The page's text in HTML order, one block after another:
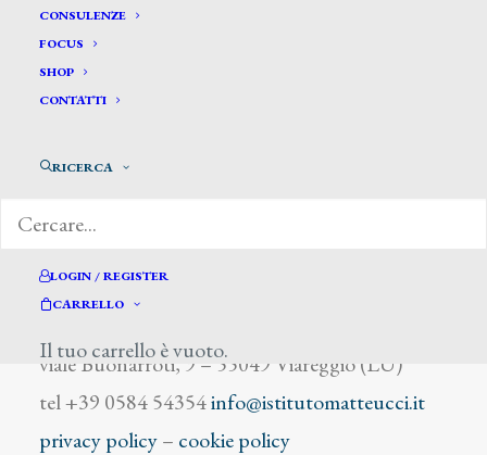
CONSULENZE
FOCUS
SHOP
CONTATTI
RICERCA
LOGIN / REGISTER
CARRELLO
Il tuo carrello è vuoto.
Donghi Antonio
viale Buonarroti, 9 – 55049 Viareggio (LU)
tel +39 0584 54354info@istitutomatteucci.it
privacy policy– cookie policy